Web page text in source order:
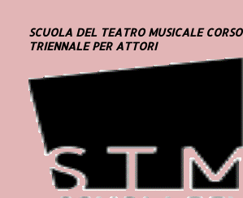
SCUOLA DEL TEATRO MUSICALE CORSO
TRIENNALE PER ATTORI